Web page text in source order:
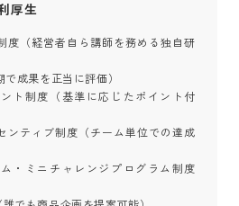
厚生
（経営者自ら講師を務める独自研
成果を正当に評価）
ト制度（基準に応じたポイント付
ティブ制度（チーム単位での達成
・ミニチャレンジプログラム制度